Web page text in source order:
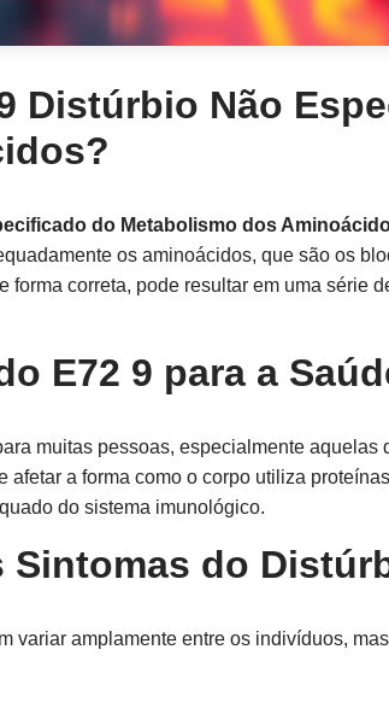
Distúrbio Não
do Metabolismo dos
os aminoácidos, que são os
forma correta, pode resultar em uma série
E72 9 para a
muitas pessoas, especialmente
afetar a forma como o corpo utiliza
do sistema imunológico.
Sintomas do
variar amplamente entre os indivíduos,